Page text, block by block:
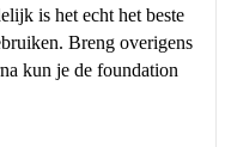
is het echt het beste
Breng overigens
kun je de foundation